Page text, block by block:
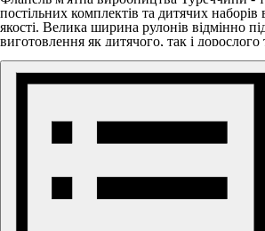
постільних комплектів та дитячих наборів
якості. Велика ширина рулонів відмінно
виготовлення як дитячого, так і
зносостійка, відмінно утримує тепло та